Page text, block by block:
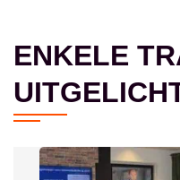
ENKELE